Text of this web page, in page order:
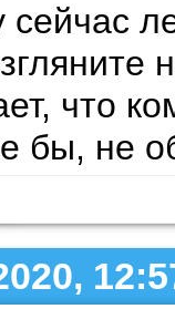
сейчас
что
бы, не